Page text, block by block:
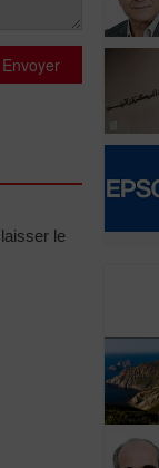
Envoyer
le